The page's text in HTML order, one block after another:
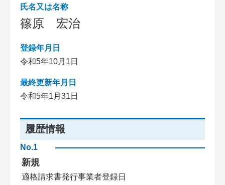
氏名又は名称
篠原 宏治
登録年月日
令和5年10月1日
最終更新年月日
令和5年1月31日
履歴情報
No.1
新規
適格請求書発行事業者登録日